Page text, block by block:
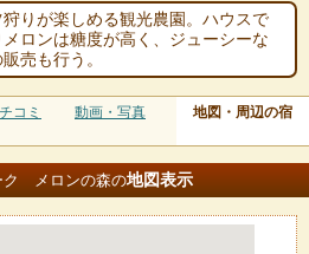
りが楽しめる観光農園。ハウスで
ロンは糖度が高く、ジューシーな
売も行う。
コミ 動画・写真 地図・周辺の宿
ク メロンの森の地図表示